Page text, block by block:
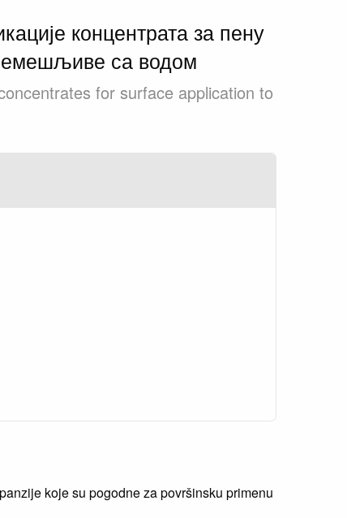
концентрата за пену
са водом
for surface application to
koje su pogodne za površinsku primenu